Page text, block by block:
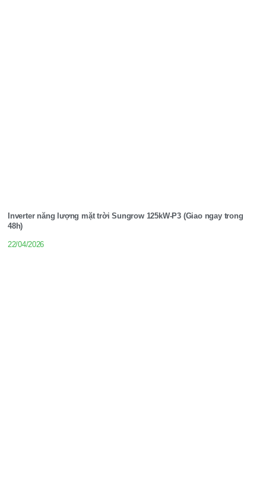
Inverter năng lượng mặt trời Sungrow 125kW-P3 (Giao ngay trong
48h)
22/04/2026